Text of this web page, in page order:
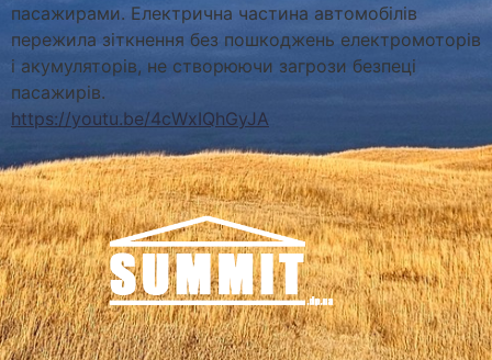
пасажирами. Електрична частина автомобілів
пережила зіткнення без пошкоджень електромоторів
і акумуляторів, не створюючи загрози безпеці
пасажирів.
https://youtu.be/4cWxIQhGyJA